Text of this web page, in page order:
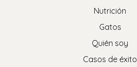
Nutrición
Gatos
Quién soy
Casos de éxito